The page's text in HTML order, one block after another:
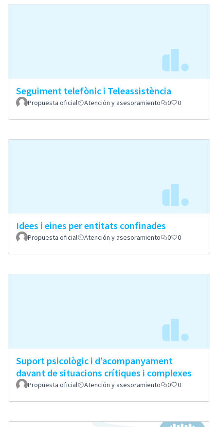
Seguiment telefònic i Teleassistència
Propuesta oficial Atención y asesoramiento 0 0
Idees i eines per entitats confinades
Propuesta oficial Atención y asesoramiento 0 0
Suport psicològic i d’acompanyament
davant de situacions crítiques i complexes
Propuesta oficial Atención y asesoramiento 0 0